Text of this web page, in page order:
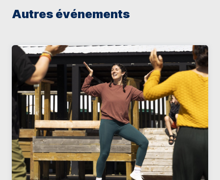
Autres événements